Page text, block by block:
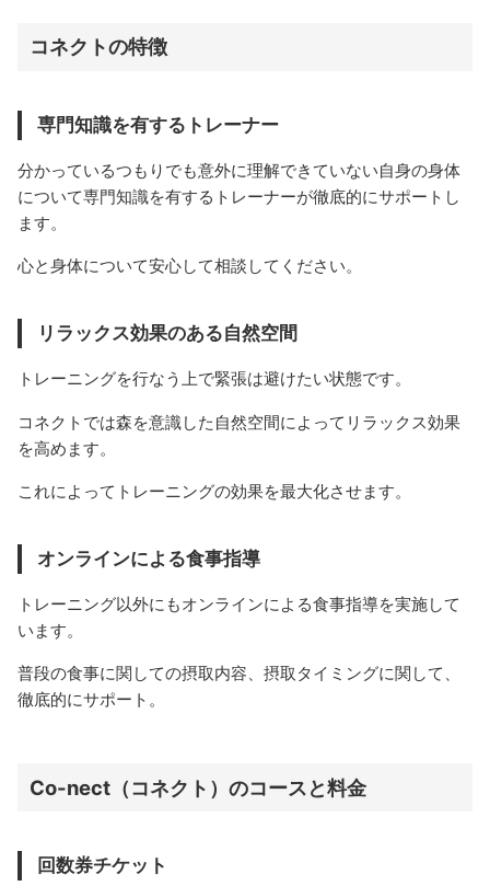
コネクトの特徴
専門知識を有するトレーナー
分かっているつもりでも意外に理解できていない自身の身体
について専門知識を有するトレーナーが徹底的にサポートし
ます。
心と身体について安心して相談してください。
リラックス効果のある自然空間
トレーニングを行なう上で緊張は避けたい状態です。
コネクトでは森を意識した自然空間によってリラックス効果
を高めます。
これによってトレーニングの効果を最大化させます。
オンラインによる食事指導
トレーニング以外にもオンラインによる食事指導を実施して
います。
普段の食事に関しての摂取内容、摂取タイミングに関して、
徹底的にサポート。
Co-nect（コネクト）のコースと料金
回数券チケット